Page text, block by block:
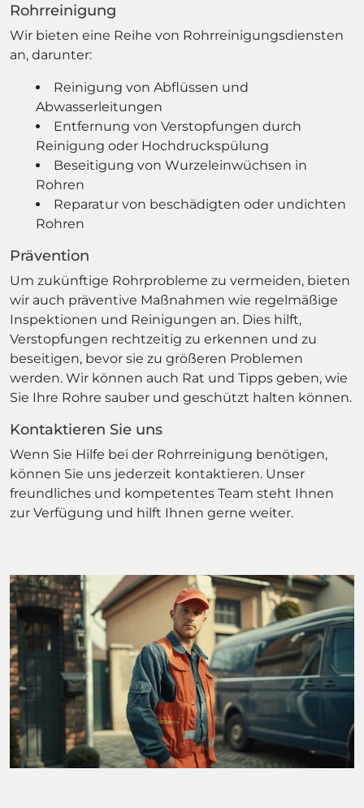
Rohrreinigung
Wir bieten eine Reihe von Rohrreinigungsdiensten
an, darunter:
Reinigung von Abflüssen und
Abwasserleitungen
Entfernung von Verstopfungen durch
Reinigung oder Hochdruckspülung
Beseitigung von Wurzeleinwüchsen in
Rohren
Reparatur von beschädigten oder undichten
Rohren
Prävention
Um zukünftige Rohrprobleme zu vermeiden, bieten
wir auch präventive Maßnahmen wie regelmäßige
Inspektionen und Reinigungen an. Dies hilft,
Verstopfungen rechtzeitig zu erkennen und zu
beseitigen, bevor sie zu größeren Problemen
werden. Wir können auch Rat und Tipps geben, wie
Sie Ihre Rohre sauber und geschützt halten können.
Kontaktieren Sie uns
Wenn Sie Hilfe bei der Rohrreinigung benötigen,
können Sie uns jederzeit kontaktieren. Unser
freundliches und kompetentes Team steht Ihnen
zur Verfügung und hilft Ihnen gerne weiter.